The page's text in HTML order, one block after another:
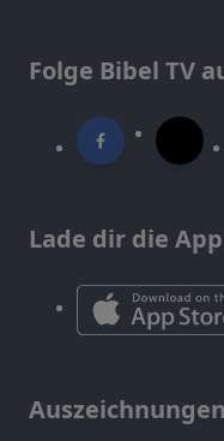
Folge Bibel TV
Lade dir die
Auszeichnungen